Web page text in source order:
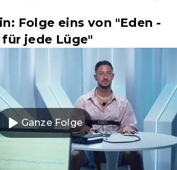
Folge eins von "Eden -
jede Lüge"
Ganze Folge